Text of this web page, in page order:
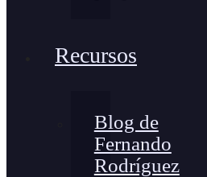
Recursos
Blog de
Fernando
Rodríguez